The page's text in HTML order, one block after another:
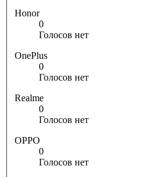
Honor
0
Голосов нет
OnePlus
0
Голосов нет
Realme
0
Голосов нет
OPPO
0
Голосов нет